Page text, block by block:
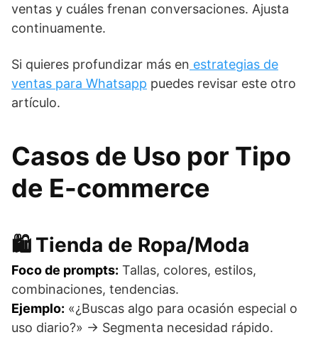
ventas y cuáles frenan conversaciones. Ajusta
continuamente.
Si quieres profundizar más en estrategias de
ventas para Whatsapp puedes revisar este otro
artículo.
Casos de Uso por Tipo
de E-commerce
🛍️ Tienda de Ropa/Moda
Foco de prompts: Tallas, colores, estilos,
combinaciones, tendencias.
Ejemplo: «¿Buscas algo para ocasión especial o
uso diario?» → Segmenta necesidad rápido.